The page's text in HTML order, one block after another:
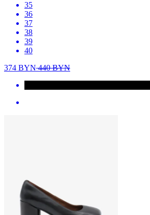
35
36
37
38
39
40
374 BYN440BYN